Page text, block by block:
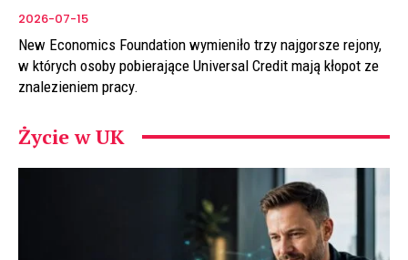
2026-07-15
New Economics Foundation wymieniło trzy najgorsze rejony,
w których osoby pobierające Universal Credit mają kłopot ze
znalezieniem pracy.
Życie w UK